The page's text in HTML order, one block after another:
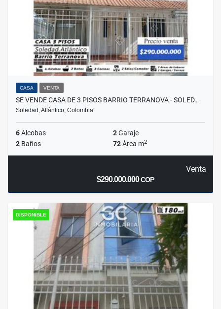
CASA VENTA
SE VENDE CASA DE 3 PISOS BARRIO TERRANOVA - SOLED…
Soledad, Atlántico, Colombia
6Alcobas 2Garaje
2 Baños 72Área m2
Venta
$290.000.000COP
DISPONIBLE